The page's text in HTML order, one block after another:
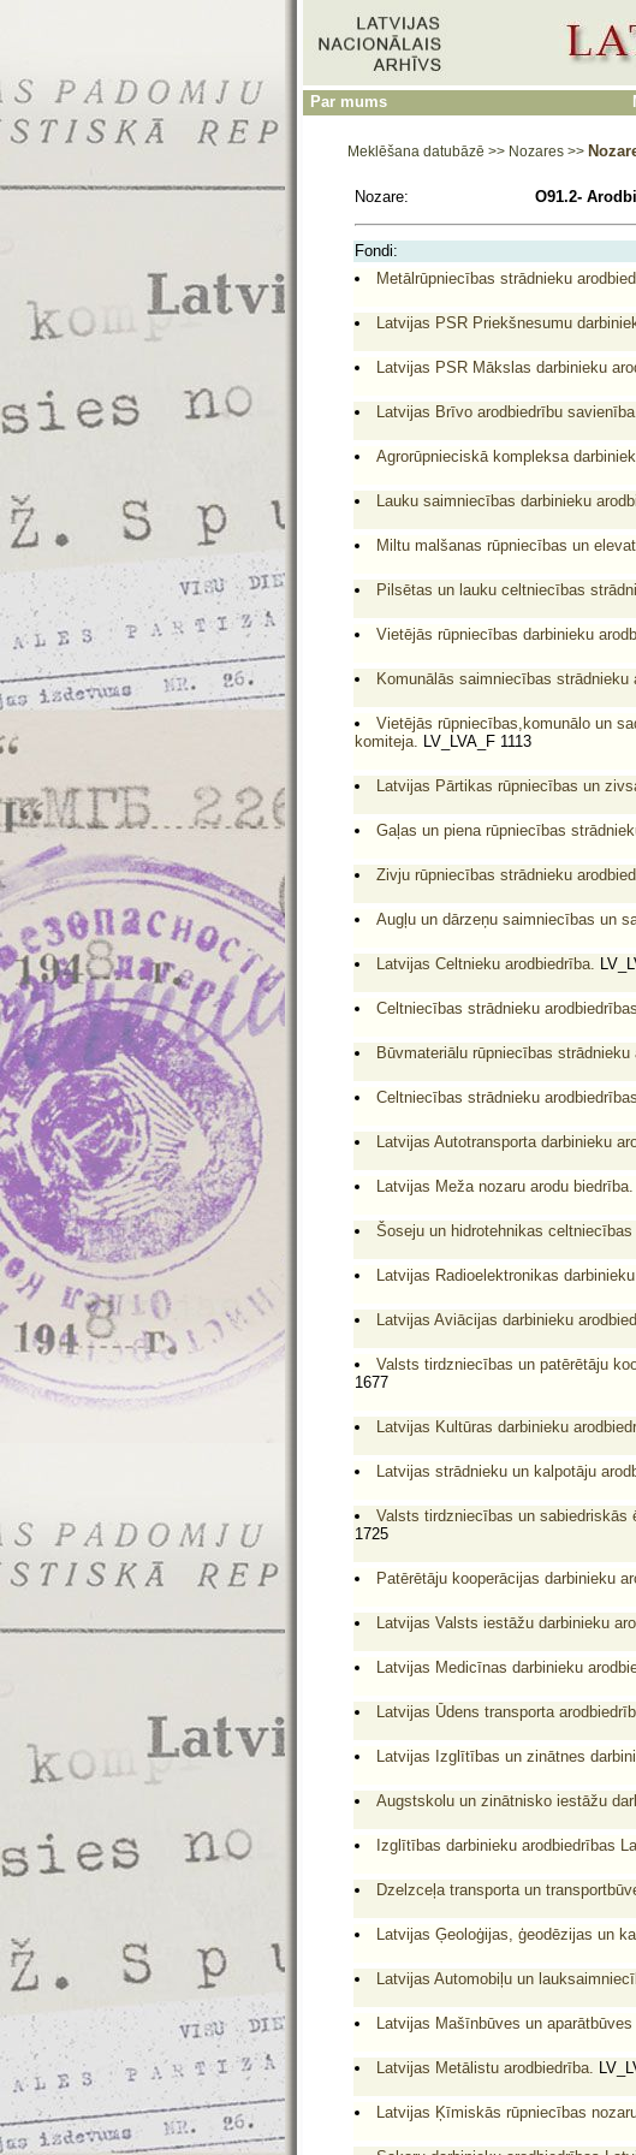
Par mums
Meklēšana datubāzē >> Nozares >>
Nozare: O91.2-
Fondi:
Metālrūpniecības strādnieku
Latvijas PSR Priekšnesumu
Latvijas PSR Mākslas darbinieku
Latvijas Brīvo arodbiedrību
Agrorūpnieciskā kompleksa
Lauku saimniecības darbinieku
Miltu malšanas rūpniecības un
Pilsētas un lauku celtniecības
Vietējās rūpniecības darbinieku
Komunālās saimniecības
Vietējās rūpniecības,komunālo un
komiteja. LV_LVA_F 1113
Latvijas Pārtikas rūpniecības un
Gaļas un piena rūpniecības
Zivju rūpniecības strādnieku
Augļu un dārzeņu saimniecības un
Latvijas Celtnieku arodbiedrība.
Celtniecības strādnieku
Būvmateriālu rūpniecības
Celtniecības strādnieku
Latvijas Autotransporta darbinieku
Latvijas Meža nozaru arodu biedrība.
Šoseju un hidrotehnikas
Latvijas Radioelektronikas
Latvijas Aviācijas darbinieku
Valsts tirdzniecības un patērētāju
1677
Latvijas Kultūras darbinieku
Latvijas strādnieku un kalpotāju
Valsts tirdzniecības un sabiedriskās
1725
Patērētāju kooperācijas darbinieku
Latvijas Valsts iestāžu darbinieku
Latvijas Medicīnas darbinieku
Latvijas Ūdens transporta
Latvijas Izglītības un zinātnes
Augstskolu un zinātnisko iestāžu
Izglītības darbinieku arodbiedrības
Dzelzceļa transporta un
Latvijas Ģeoloģijas, ģeodēzijas un
Latvijas Automobiļu un
Latvijas Mašīnbūves un
Latvijas Metālistu arodbiedrība.
Latvijas Ķīmiskās rūpniecības